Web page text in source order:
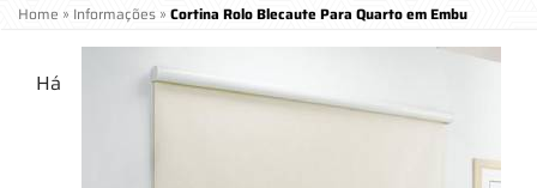
Home » Informações » Cortina Rolo Blecaute Para Quarto em Embu
Há